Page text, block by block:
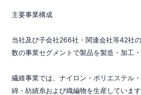
主要事業構成
当社及び子会社266社・関連会社等42社
数の事業セグメントで製品を製造・加工・
繊維事業では、ナイロン・ポリエステル
綿・紡績糸および織編物を生産していま